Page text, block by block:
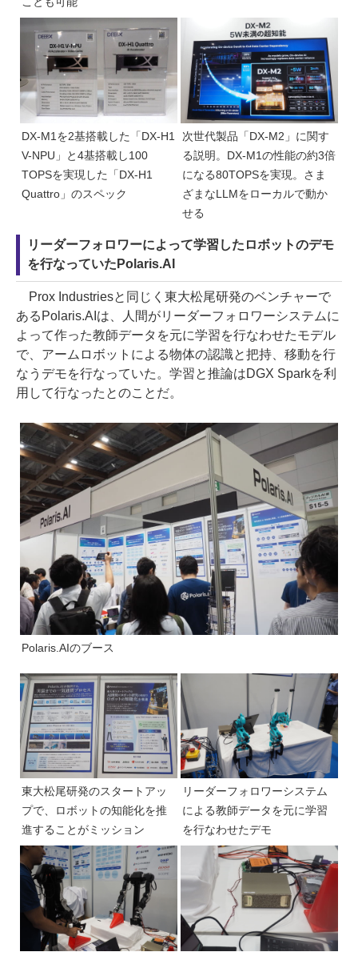
DX-M1を2基搭載した「DX-H1
V-NPU」と4基搭載し100
TOPSを実現した「DX-H1
Quattro」のスペック
次世代製品「DX-M2」に関す
る説明。DX-M1の性能の約3倍
になる80TOPSを実現。さま
ざまなLLMをローカルで動か
せる
リーダーフォロワーによって学習したロボットのデモ
を行なっていたPolaris.AI
Prox Industriesと同じく東大松尾研発のベンチャーで
あるPolaris.AIは、人間がリーダーフォロワーシステムに
よって作った教師データを元に学習を行なわせたモデル
で、アームロボットによる物体の認識と把持、移動を行
なうデモを行なっていた。学習と推論はDGX Sparkを利
用して行なったとのことだ。
Polaris.AIのブース
東大松尾研発のスタートアッ
プで、ロボットの知能化を推
進することがミッション
リーダーフォロワーシステム
による教師データを元に学習
を行なわせたデモ